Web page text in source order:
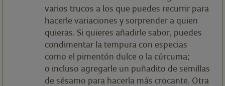
varios trucos a los que puedes recurrir para
hacerle variaciones y sorprender a quien
quieras. Si quieres añadirle sabor, puedes
condimentar la tempura con especias
como el pimentón dulce o la cúrcuma;
o incluso agregarle un puñadito de semillas
de sésamo para hacerla más crocante. Otra